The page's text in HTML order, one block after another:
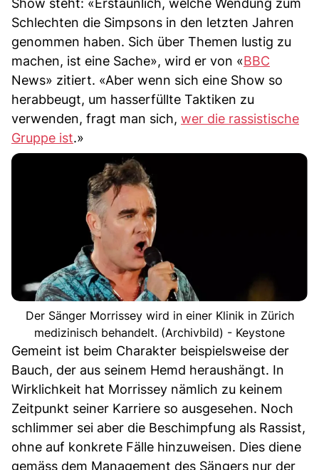
Show steht: «Erstaunlich, welche Wendung zum
Schlechten die Simpsons in den letzten Jahren
genommen haben. Sich über Themen lustig zu
machen, ist eine Sache», wird er von «BBC
News» zitiert. «Aber wenn sich eine Show so
herabbeugt, um hasserfüllte Taktiken zu
verwenden, fragt man sich, wer die rassistische
Gruppe ist.»
Der Sänger Morrissey wird in einer Klinik in Zürich
medizinisch behandelt. (Archivbild) - Keystone
Gemeint ist beim Charakter beispielsweise der
Bauch, der aus seinem Hemd heraushängt. In
Wirklichkeit hat Morrissey nämlich zu keinem
Zeitpunkt seiner Karriere so ausgesehen. Noch
schlimmer sei aber die Beschimpfung als Rassist,
ohne auf konkrete Fälle hinzuweisen. Dies diene
gemäss dem Management des Sängers nur der